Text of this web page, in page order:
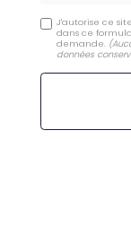
J'autorise ce
dans ce
demande.
données